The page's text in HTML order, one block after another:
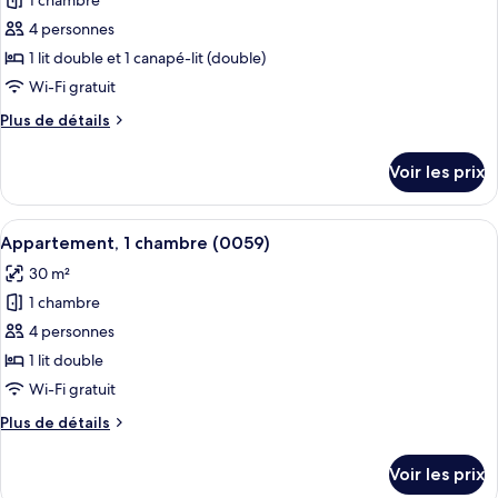
pour
ce
type
chambre :
4 personnes
1 lit double et 1 canapé-lit (double)
Wi-Fi gratuit
Plus de détails
Plus
le
type
de
chambre
Appartement
Voir les prix
Afficher
toutes
les
photos
pour
ce
type
chambre :
Une chambre d’hôtel équipée d’un
8
Appartement, 1 chambre (0059)
30 m²
1 chambre
4 personnes
1 lit double
Wi-Fi gratuit
Plus de détails
Plus
Voir les prix